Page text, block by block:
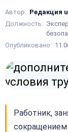
Автор: Редакция
Должность:
Опубликовано:
Работник,
сокращением